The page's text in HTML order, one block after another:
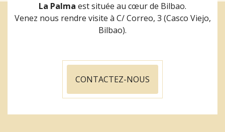
La Palma est située au cœur de Bilbao.
Venez nous rendre visite à C/ Correo, 3 (Casco Viejo,
Bilbao).
CONTACTEZ-NOUS